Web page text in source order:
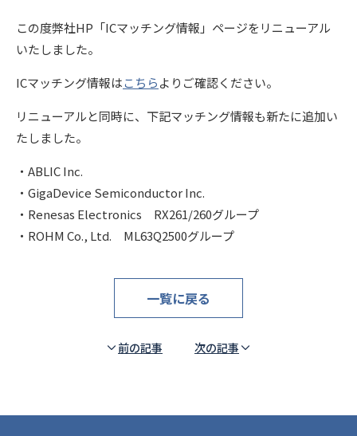
この度弊社HP「ICマッチング情報」ページをリニューアル
いたしました。
ICマッチング情報はこちらよりご確認ください。
リニューアルと同時に、下記マッチング情報も新たに追加い
たしました。
・ABLIC Inc.
・GigaDevice Semiconductor Inc.
・Renesas Electronics RX261/260グループ
・ROHM Co., Ltd. ML63Q2500グループ
前の記事
一覧に戻る
次の記事